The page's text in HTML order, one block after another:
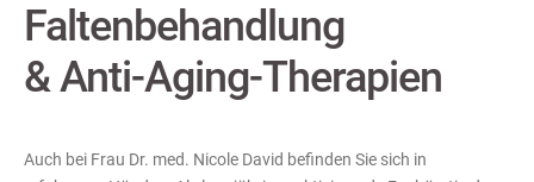
Faltenbehandlung
& Anti-Aging-Therapien
Auch bei Frau Dr. med. Nicole David befinden Sie sich in